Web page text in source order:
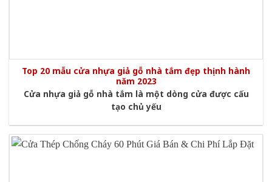
Top 20 mẫu cửa nhựa giả gỗ nhà tắm đẹp thịnh hành
năm 2023
Cửa nhựa giả gỗ nhà tắm là một dòng cửa được cấu
tạo chủ yếu